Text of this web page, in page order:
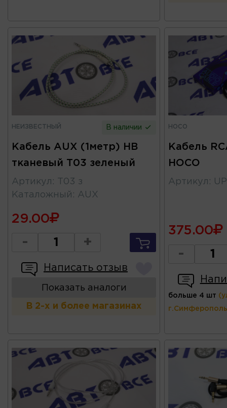
НЕИЗВЕСТНЫЙ В наличии
Кабель AUX (1метр) HB
тканевый T03 зеленый
Артикул :
T03 з
Каталожный : AUX
29.00
- +
Написать отзыв
Показать аналоги
В 2-х и более магазинах
HOCO
Кабель
HOCO
Артикул :
375.00
-
больше 4 шт